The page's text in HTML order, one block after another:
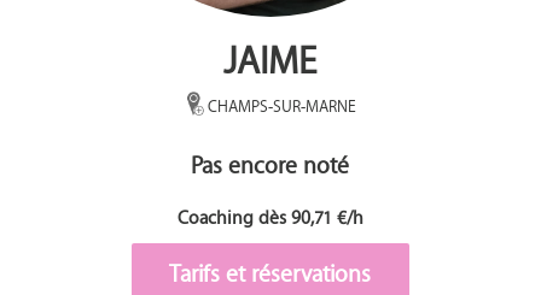
JAIME
CHAMPS-SUR-MARNE
Pas encore noté
Coaching dès 90,71 €/h
Tarifs et réservations